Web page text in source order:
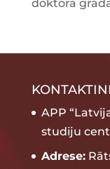
doktora
APP
studiju
Adrese: